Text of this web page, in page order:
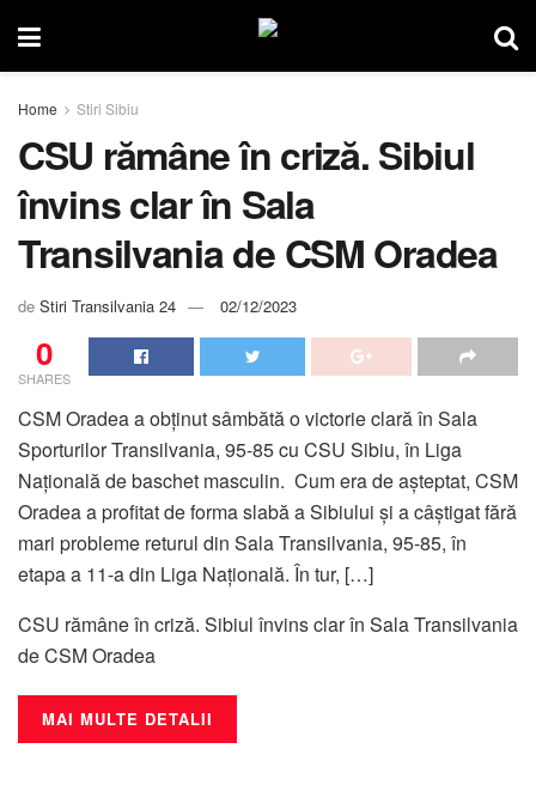
Home Stiri Sibiu
CSU rămâne în criză. Sibiul
învins clar în Sala
Transilvania de CSM Oradea
de Stiri Transilvania 24 02/12/2023
0
SHARES
CSM Oradea a obținut sâmbătă o victorie clară în Sala
Sporturilor Transilvania, 95-85 cu CSU Sibiu, în Liga
Națională de baschet masculin. Cum era de așteptat, CSM
Oradea a profitat de forma slabă a Sibiului și a câștigat fără
mari probleme returul din Sala Transilvania, 95-85, în
etapa a 11-a din Liga Națională. În tur, […]
CSU rămâne în criză. Sibiul învins clar în Sala Transilvania
de CSM Oradea
MAI MULTE DETALII